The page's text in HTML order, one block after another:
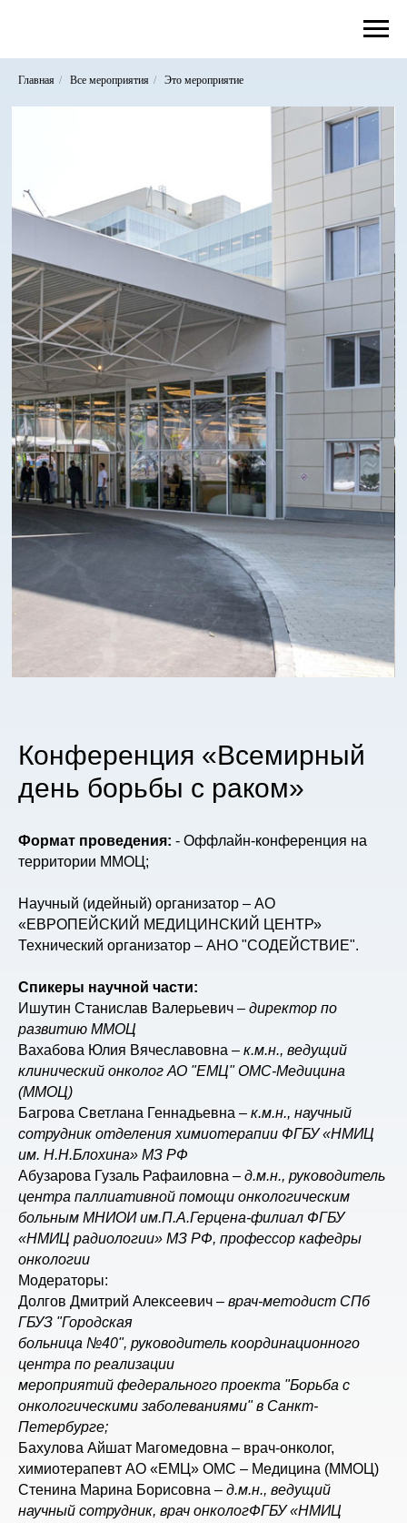
Главная / Все мероприятия / Это мероприятие
Конференция «Всемирный
день борьбы с раком»
Формат проведения: - Оффлайн-конференция на
территории ММОЦ;
Научный (идейный) организатор – АО
«ЕВРОПЕЙСКИЙ МЕДИЦИНСКИЙ ЦЕНТР»
Технический организатор – АНО "СОДЕЙСТВИЕ".
Спикеры научной части:
Ишутин Станислав Валерьевич – директор по
развитию ММОЦ
Вахабова Юлия Вячеславовна – к.м.н., ведущий
клинический онколог АО "ЕМЦ" ОМС-Медицина
(ММОЦ)
Багрова Светлана Геннадьевна – к.м.н., научный
сотрудник отделения химиотерапии ФГБУ «НМИЦ
им. Н.Н.Блохина» МЗ РФ
Абузарова Гузаль Рафаиловна – д.м.н., руководитель
центра паллиативной помощи онкологическим
больным МНИОИ им.П.А.Герцена-филиал ФГБУ
«НМИЦ радиологии» МЗ РФ, профессор кафедры
онкологии
Модераторы:
Долгов Дмитрий Алексеевич – врач-методист СПб
ГБУЗ "Городская
больница №40", руководитель координационного
центра по реализации
мероприятий федерального проекта "Борьба с
онкологическими заболеваниями" в Санкт-
Петербурге;
Бахулова Айшат Магомедовна – врач-онколог,
химиотерапевт АО «ЕМЦ» ОМС – Медицина (ММОЦ)
Стенина Марина Борисовна – д.м.н., ведущий
научный сотрудник, врач онкологФГБУ «НМИЦ